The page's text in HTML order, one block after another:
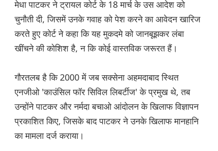
मेधा पाटकर ने ट्रायल कोर्ट के 18 मार्च के उस आदेश को
चुनौती दी, जिसमें उनके गवाह को पेश करने का आवेदन खारिज
करते हुए कोर्ट ने कहा कि यह मुकदमे को जानबूझकर लंबा
खींचने की कोशिश है, न कि कोई वास्तविक जरूरत हैं।
गौरतलब है कि 2000 में जब सक्सेना अहमदाबाद स्थित
एनजीओ 'काउंसिल फॉर सिविल लिबर्टीज' के प्रमुख थे, तब
उन्होंने पाटकर और नर्मदा बचाओ आंदोलन के खिलाफ विज्ञापन
प्रकाशित किए, जिसके बाद पाटकर ने उनके खिलाफ मानहानि
का मामला दर्ज कराया।